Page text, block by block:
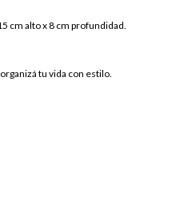
cm alto x 8 cm profundidad.
tu vida con estilo.